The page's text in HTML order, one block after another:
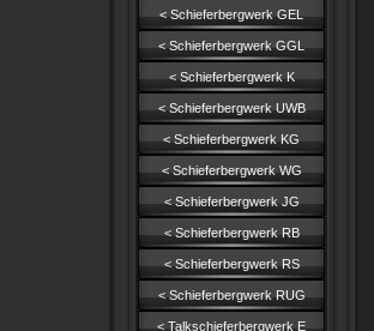
< Schieferbergwerk GEL
< Schieferbergwerk GGL
< Schieferbergwerk K
< Schieferbergwerk UWB
< Schieferbergwerk KG
< Schieferbergwerk WG
< Schieferbergwerk JG
< Schieferbergwerk RB
< Schieferbergwerk RS
< Schieferbergwerk RUG
< Talkschieferbergwerk E